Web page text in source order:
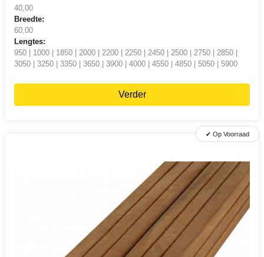
40,00
Breedte:
60,00
Lengtes:
950 | 1000 | 1850 | 2000 | 2200 | 2250 | 2450 | 2500 | 2750 | 2850 |
3050 | 3250 | 3350 | 3650 | 3900 | 4000 | 4550 | 4850 | 5050 | 5900
Verder
✔ Op Voorraad